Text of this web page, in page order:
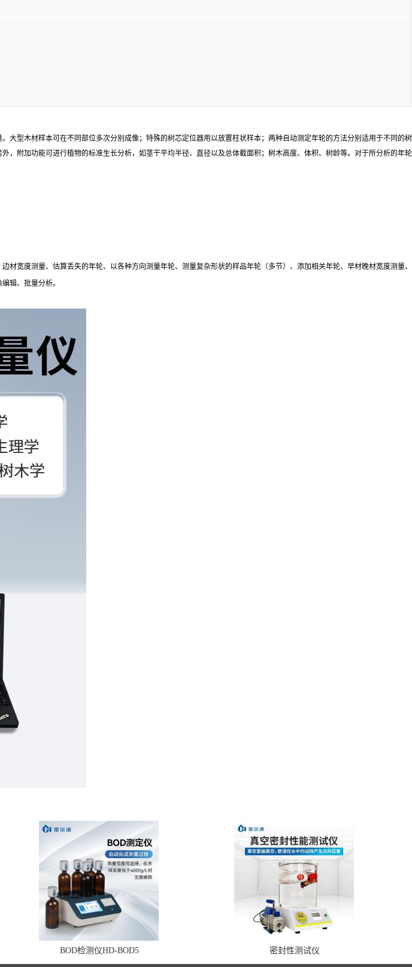
型木材样本可在不同部位多次分别成像；特殊的树芯定位器用以放置柱状样本；两种自动测定年轮的方法分别适用于不同的树
附加功能可进行植物的标准生长分析，如茎干平均半径、直径以及总体截面积；树木高度、体积、树龄等。对于所分析的年轮
宽度测量、估算丢失的年轮、以各种方向测量年轮、测量复杂形状的样品年轮（多节）、添加相关年轮、早材晚材宽度测量、
辑、批量分析。
BOD检测仪HD-BOD5 密封性测试仪